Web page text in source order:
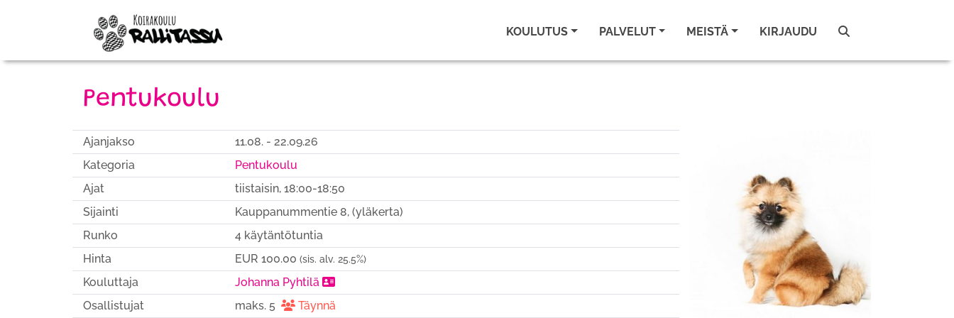
KOULUTUS PALVELUT MEISTÄ KIRJAUDU
Pentukoulu
Ajanjakso
11.08. - 22.09.26
Kategoria
Pentukoulu
Ajat
tiistaisin, 18:00-18:50
Sijainti
Kauppanummentie 8, (yläkerta)
Runko
4 käytäntötuntia
Hinta
EUR 100.00 (sis. alv. 25.5%)
Kouluttaja
Johanna Pyhtilä
Osallistujat
maks. 5
Täynnä